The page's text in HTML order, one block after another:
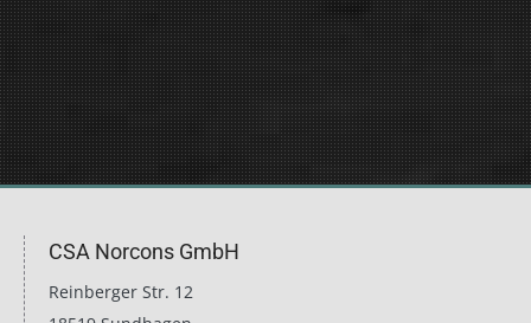
CSA Norcons GmbH
Reinberger Str. 12